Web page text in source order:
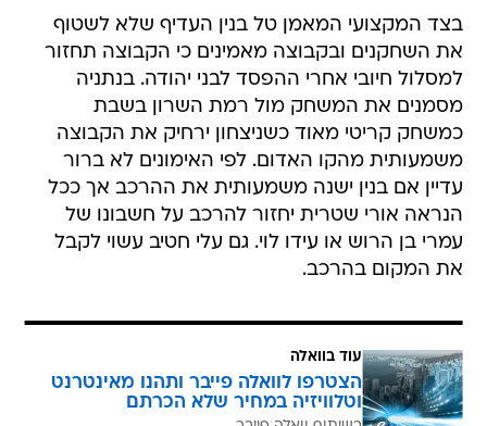
בצד המקצועי המאמן טל בנין העדיף שלא לשטוף
את השחקנים ובקבוצה מאמינים כי הקבוצה תחזור
למסלול חיובי אחרי ההפסד לבני יהודה. בנתניה
מסמנים את המשחק מול רמת השרון בשבת
כמשחק קריטי מאוד כשניצחון ירחיק את הקבוצה
משמעותית מהקו האדום. לפי האימונים לא ברור
עדיין אם בנין ישנה משמעותית את ההרכב אך ככל
הנראה אורי שטרית יחזור להרכב על חשבונו של
עמרי בן הרוש או עידו לוי. גם עלי חטיב עשוי לקבל
את המקום בהרכב.
עוד בוואלה
הצטרפו לוואלה פייבר ותהנו מאינטרנט
וטלוויזיה במחיר שלא הכרתם